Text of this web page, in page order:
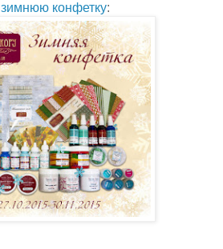
зимнюю конфетку: